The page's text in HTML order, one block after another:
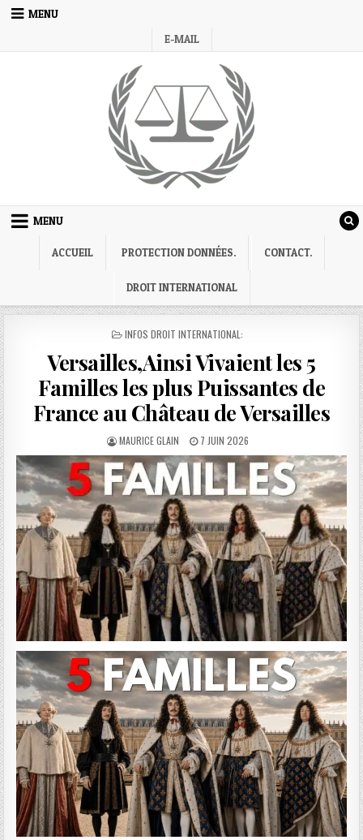
Skip
MENU
E-MAIL
MENU
ACCUEIL PROTECTION DONNÉES. CONTACT.
DROIT INTERNATIONAL
POSTED
INFOS DROIT INTERNATIONAL:
Versailles,Ainsi Vivaient les 5
Familles les plus Puissantes de
France au Château de Versailles
AUTHOR:
MAURICE GLAIN
PUBLISHED
DATE:
7 JUIN 2026